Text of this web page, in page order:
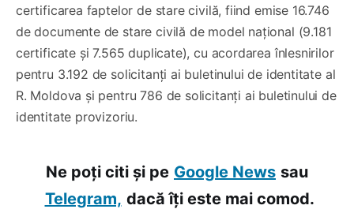
certificarea faptelor de stare civilă, fiind emise 16.746
de documente de stare civilă de model național (9.181
certificate și 7.565 duplicate), cu acordarea înlesnirilor
pentru 3.192 de solicitanți ai buletinului de identitate al
R. Moldova și pentru 786 de solicitanți ai buletinului de
identitate provizoriu.
Ne poți citi și pe Google News sau
Telegram, dacă îți este mai comod.